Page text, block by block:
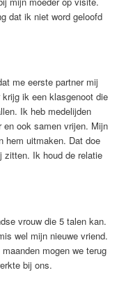
dat ik niet word geloofd
me eerste partner mij
ik een klasgenoot die
Ik heb medelijden
en ook samen vrijen. Mijn
hem uitmaken. Dat doe
zitten. Ik houd de relatie
vrouw die 5 talen kan.
wel mijn nieuwe vriend.
mogen we terug
bij ons.